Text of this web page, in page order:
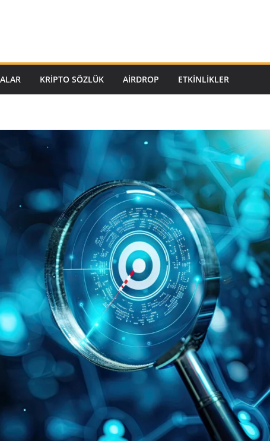
KRIPTO SÖZLÜK AIRDROP ETKINLIKLER